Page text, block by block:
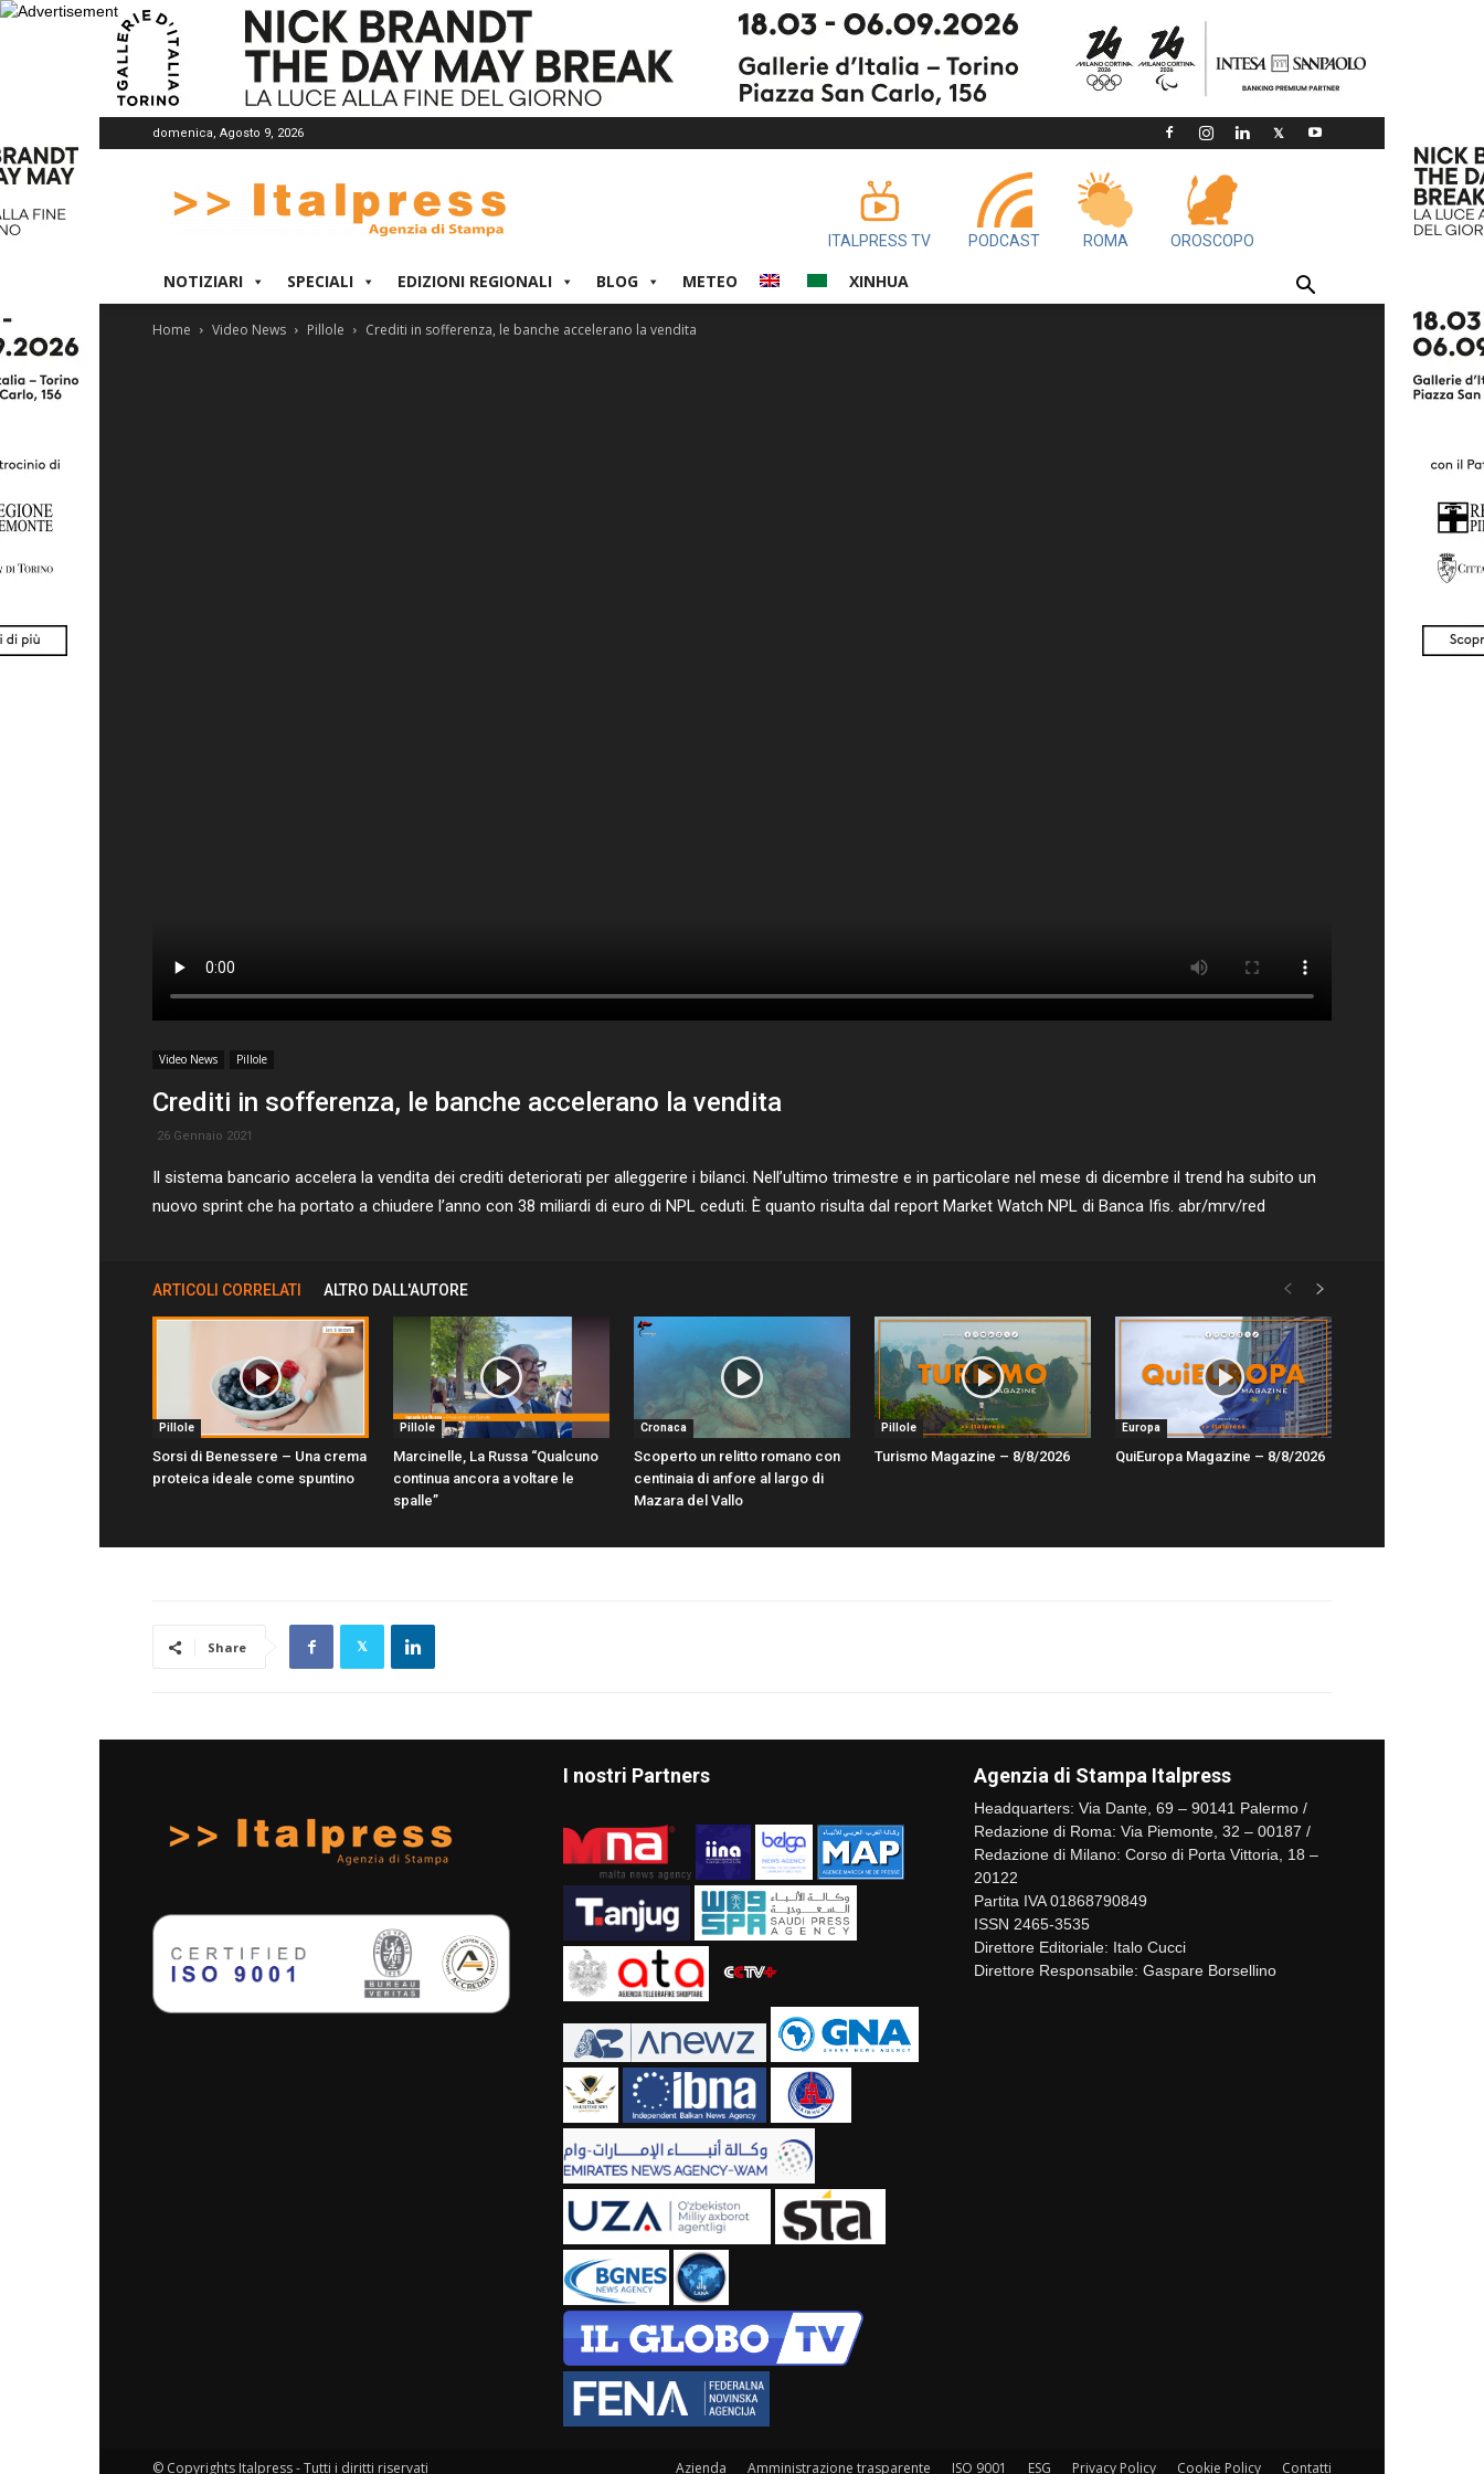
domenica, Agosto 9, 2026
ITALPRESS TV PODCAST ROMA OROSCOPO
NOTIZIARI SPECIALI EDIZIONI REGIONALI BLOG METEO XINHUA
Home Video News Pillole Crediti in sofferenza, le banche accelerano la vendita
Video News Pillole
Crediti in sofferenza, le banche accelerano la vendita
26 Gennaio 2021
Il sistema bancario accelera la vendita dei crediti deteriorati per alleggerire i bilanci. Nell’ultimo trimestre e in particolare nel mese di dicembre il trend ha subito un
nuovo sprint che ha portato a chiudere l’anno con 38 miliardi di euro di NPL ceduti. È quanto risulta dal report Market Watch NPL di Banca Ifis. abr/mrv/red
ARTICOLI CORRELATI ALTRO DALL'AUTORE
Pillole
Sorsi di Benessere – Una crema
proteica ideale come spuntino
Pillole
Marcinelle, La Russa “Qualcuno
continua ancora a voltare le
spalle”
Cronaca
Scoperto un relitto romano con
centinaia di anfore al largo di
Mazara del Vallo
Pillole
Turismo Magazine – 8/8/2026
Europa
QuiEuropa Magazine – 8/8/2026
Share
I nostri Partners Agenzia di Stampa Italpress
Headquarters: Via Dante, 69 – 90141 Palermo /
Redazione di Roma: Via Piemonte, 32 – 00187 /
Redazione di Milano: Corso di Porta Vittoria, 18 –
20122
Partita IVA 01868790849
ISSN 2465-3535
Direttore Editoriale: Italo Cucci
Direttore Responsabile: Gaspare Borsellino
Azienda Amministrazione trasparente ISO 9001 ESG Privacy Policy Cookie Policy Contatti
© Copyrights Italpress - Tutti i diritti riservati